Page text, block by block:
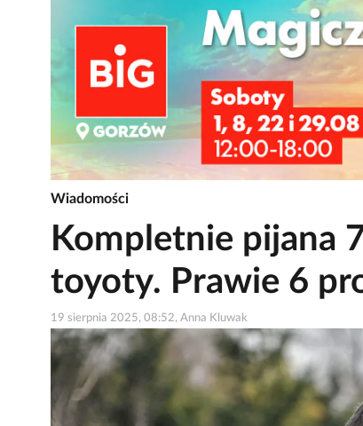
Wiadomości
Kompletnie pijana
toyoty. Prawie 6
19 sierpnia 2025, 08:52, Anna Kluwak